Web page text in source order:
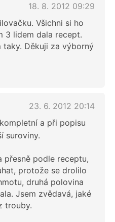
18. 8. 2012 09:29
Všichni si ho
3 lidem dala recept.
taky. Děkuji za výborný
23. 6. 2012 20:14
a při popisu
suroviny.
přesně podle receptu,
protože se drolilo
druhá polovina
Jsem zvědavá, jaké
trouby.